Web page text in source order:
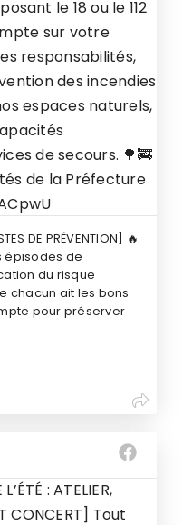
DE PRÉVENTION] 🔥
épisodes de
du risque
chacun ait les bons
pour préserver